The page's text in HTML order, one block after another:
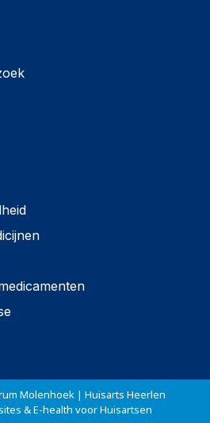
Molenhoek | Huisarts Heerlen
& E-health voor Huisartsen